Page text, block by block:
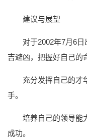
建议与展望
对于2002年7月6
吉避凶，把握好自己的
充分发挥自己的才
手。
培养自己的领导能
成功。